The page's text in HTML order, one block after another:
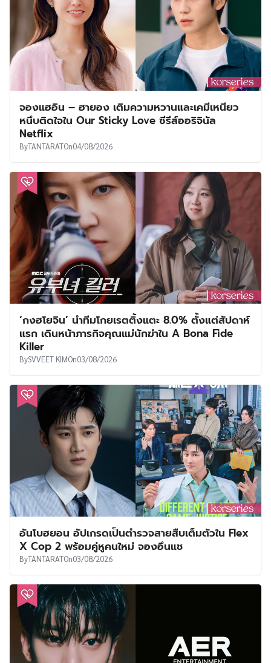
จองแฮอิน – ฮายอง เติมความหวานและเคมีเหนียว
หนึบติดใจใน Our Sticky Love ซีรีส์ออริจินัล
Netflix
ByTANTARATOn04/08/2026
‘กงฮโยจิน’ นำทีมโกยเรตติ้งแตะ 8.0% ตั้งแต่สัปดาห์
แรก เดินหน้าภารกิจคุณแม่นักฆ่าใน A Bona Fide
Killer
BySVVEET KIMOn03/08/2026
อันโบฮยอน อัปเกรดเป็นตำรวจสายสืบเต็มตัวใน Flex
X Cop 2 พร้อมคู่หูคนใหม่ จองอึนแช
ByTANTARATOn03/08/2026